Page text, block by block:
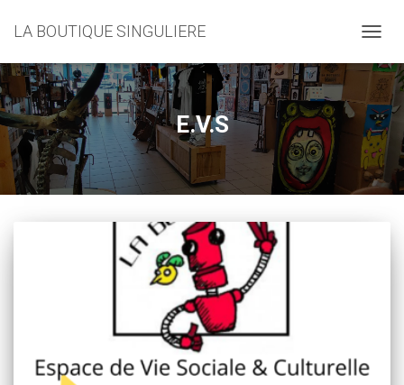
LA BOUTIQUE SINGULIERE
LA
E.V.S